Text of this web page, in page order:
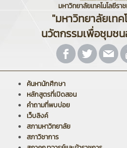
มหาวิทยาลัยเทคโนโลยีรา
"มหาวิทยาลัยเทค
นวัตกรรมเพื่อชุมช
ค้นหานักศึกษา
หลักสูตรที่เปิดสอน
คำถามที่พบบ่อย
เว็บลิงค์
สภามหาวิทยาลัย
สภาวิชาการ